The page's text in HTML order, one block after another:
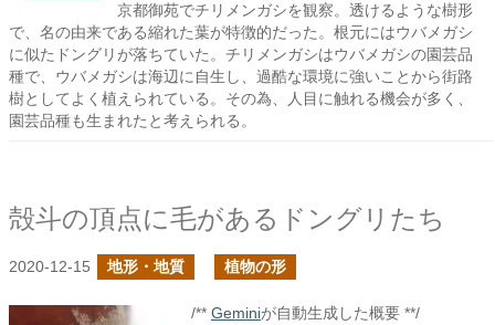
京都御苑でチリメンガシを観察。透けるような樹形
で、名の由来である縮れた葉が特徴的だった。根元にはウバメガシ
に似たドングリが落ちていた。チリメンガシはウバメガシの園芸品
種で、ウバメガシは海辺に自生し、過酷な環境に強いことから街路
樹としてよく植えられている。その為、人目に触れる機会が多く、
園芸品種も生まれたと考えられる。
殻斗の頂点に毛があるドングリたち
2020-12-15 地形・地質 植物の形
/** Geminiが自動生成した概要 **/